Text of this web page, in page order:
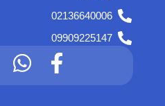
02136640006
09909225147